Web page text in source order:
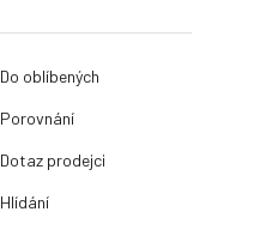
Do oblíbených
Porovnání
Dotaz prodejci
Hlídání